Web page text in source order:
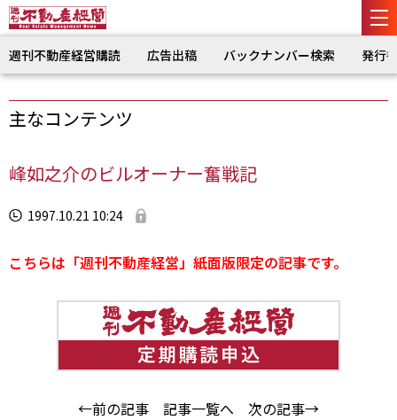
週刊不動産経営購読 広告出稿 バックナンバー検索 発行
主なコンテンツ
峰如之介のビルオーナー奮戦記
1997.10.21 10:24
こちらは「週刊不動産経営」紙面版限定の記事です。
←前の記事 記事一覧へ 次の記事→